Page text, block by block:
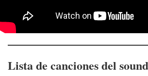
Lista de canciones del